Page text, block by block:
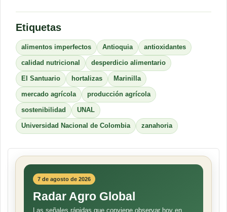
Etiquetas
alimentos imperfectos Antioquia antioxidantes
calidad nutricional desperdicio alimentario
El Santuario hortalizas Marinilla
mercado agrícola producción agrícola
sostenibilidad UNAL
Universidad Nacional de Colombia zanahoria
7 de agosto de 2026
Radar Agro Global
Las señales rápidas que conviene observar hoy en